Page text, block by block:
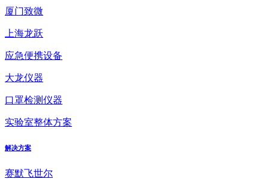
厦门致微
上海龙跃
应急便携设备
大龙仪器
口罩检测仪器
实验室整体方案
解决方案
赛默飞世尔